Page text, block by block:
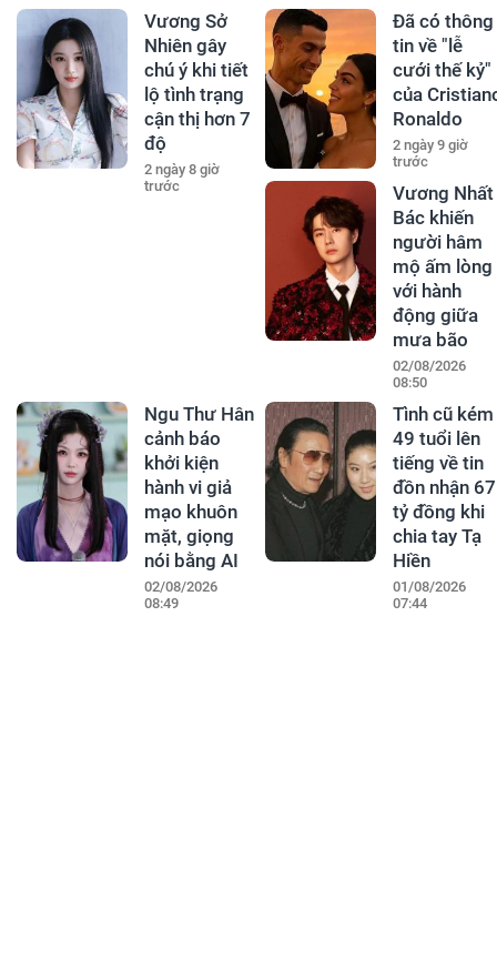
Vương Sở
Nhiên gây
chú ý khi tiết
lộ tình trạng
cận thị hơn 7
độ
2 ngày 8 giờ
trước
Đã có thông
tin về "lễ
cưới thế kỷ"
của
Ronaldo
2 ngày 9 giờ
trước
Vương Nhất
Bác khiến
người hâm
mộ ấm lòng
với hành
động giữa
mưa bão
02/08/2026
08:50
Ngu Thư Hân
cảnh báo
khởi kiện
hành vi giả
mạo khuôn
mặt, giọng
nói bằng AI
02/08/2026
08:49
Tình cũ kém
49 tuổi lên
tiếng về tin
đồn nhận 67
tỷ đồng khi
chia tay Tạ
Hiền
01/08/2026
07:44